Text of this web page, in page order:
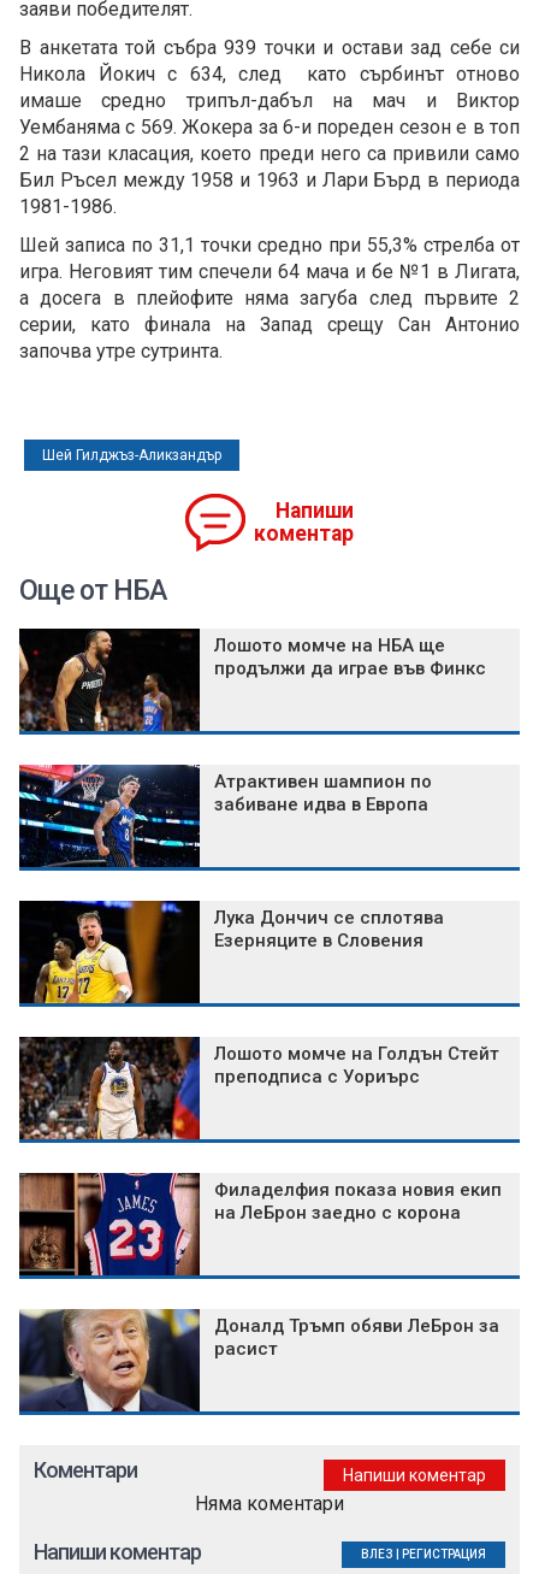
заяви победителят.
В анкетата той събра 939 точки и остави зад себе си
Никола Йокич с 634, след като сърбинът отново
имаше средно трипъл-дабъл на мач и Виктор
Уембаняма с 569. Жокера за 6-и пореден сезон е в топ
2 на тази класация, което преди него са привили само
Бил Ръсел между 1958 и 1963 и Лари Бърд в периода
1981-1986.
Шей записа по 31,1 точки средно при 55,3% стрелба от
игра. Неговият тим спечели 64 мача и бе №1 в Лигата,
а досега в плейофите няма загуба след първите 2
серии, като финала на Запад срещу Сан Антонио
започва утре сутринта.
Шей Гилджъз-Аликзандър
Напиши
коментар
Още от НБА
Лошото момче на НБА ще
продължи да играе във Финкс
Атрактивен шампион по
забиване идва в Европа
Лука Дончич се сплотява
Езерняците в Словения
Лошото момче на Голдън Стейт
преподписа с Уориърс
Филаделфия показа новия екип
на ЛеБрон заедно с корона
Доналд Тръмп обяви ЛеБрон за
расист
Коментари Напиши коментар
Няма коментари
Напиши коментар ВЛЕЗ РЕГИСТРАЦИЯ